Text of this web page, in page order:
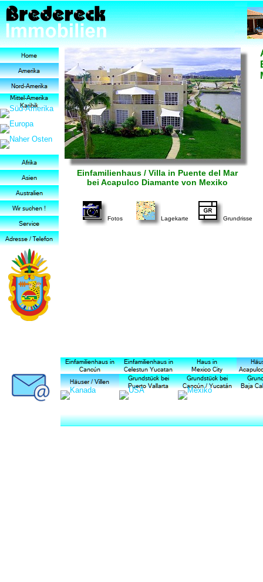
Fotos Lagekarte Grundrisse
Einfamilienhaus / Villa in Puente del Mar
bei Acapulco Diamante von Mexiko